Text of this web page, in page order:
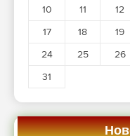
10
11 12
17
18 19
24
25 26
31